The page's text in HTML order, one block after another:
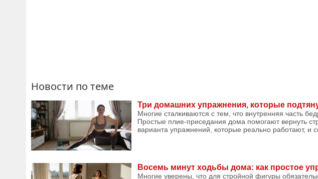
Новости по теме
Три домашних упражнения, которые
Многие сталкиваются с тем, что внутренняя часть
Простые плие-приседания дома помогают вернуть
варианта упражнений, которые реально работают, и
Восемь минут ходьбы дома: как простое
Многие уверены, что для стройной фигуры